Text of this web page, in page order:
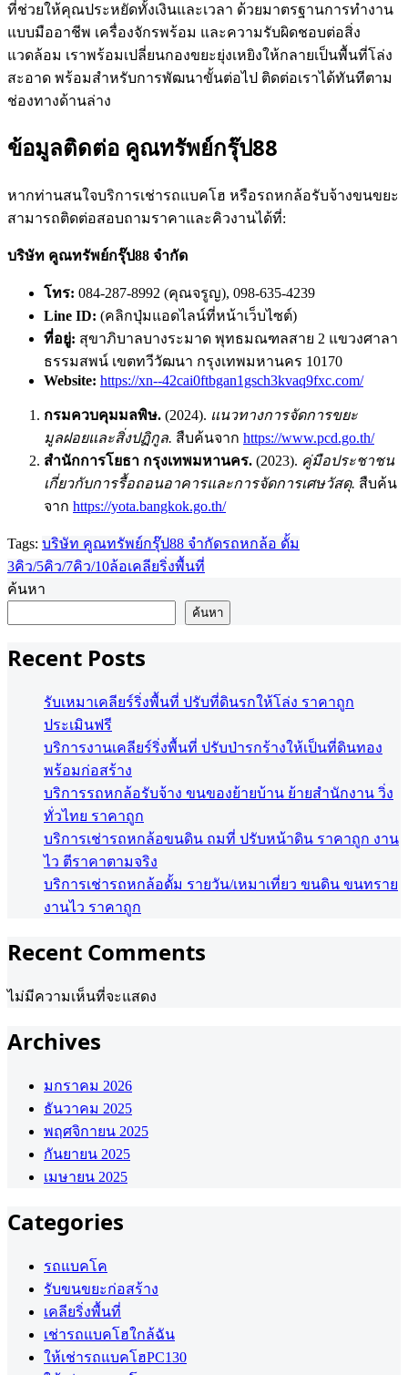
ที่ช่วยให้คุณประหยัดทั้งเงินและเวลา ด้วยมาตรฐานการทำงาน
แบบมืออาชีพ เครื่องจักรพร้อม และความรับผิดชอบต่อสิ่ง
แวดล้อม เราพร้อมเปลี่ยนกองขยะยุ่งเหยิงให้กลายเป็นพื้นที่โล่ง
สะอาด พร้อมสำหรับการพัฒนาขั้นต่อไป ติดต่อเราได้ทันทีตาม
ช่องทางด้านล่าง
ข้อมูลติดต่อ คูณทรัพย์กรุ๊ป88
หากท่านสนใจบริการเช่ารถแบคโฮ หรือรถหกล้อรับจ้างขนขยะ
สามารถติดต่อสอบถามราคาและคิวงานได้ที่:
บริษัท คูณทรัพย์กรุ๊ป88 จำกัด
โทร: 084-287-8992 (คุณจรูญ), 098-635-4239
Line ID: (คลิกปุ่มแอดไลน์ที่หน้าเว็บไซต์)
ที่อยู่: สุขาภิบาลบางระมาด พุทธมณฑลสาย 2 แขวงศาลา
ธรรมสพน์ เขตทวีวัฒนา กรุงเทพมหานคร 10170
Website: https://xn--42cai0ftbgan1gsch3kvaq9fxc.com/
กรมควบคุมมลพิษ. (2024). แนวทางการจัดการขยะ
มูลฝอยและสิ่งปฏิกูล. สืบค้นจาก https://www.pcd.go.th/
สำนักการโยธา กรุงเทพมหานคร. (2023). คู่มือประชาชน
เกี่ยวกับการรื้อถอนอาคารและการจัดการเศษวัสดุ. สืบค้น
จาก https://yota.bangkok.go.th/
Tags: บริษัท คูณทรัพย์กรุ๊ป88 จำกัดรถหกล้อ ดั้ม
3คิว/5คิว/7คิว/10ล้อเคลียริ่งพื้นที่
ค้นหา
ค้นหา
Recent Posts
รับเหมาเคลียร์ริ่งพื้นที่ ปรับที่ดินรกให้โล่ง ราคาถูก
ประเมินฟรี
บริการงานเคลียร์ริ่งพื้นที่ ปรับป่ารกร้างให้เป็นที่ดินทอง
พร้อมก่อสร้าง
บริการรถหกล้อรับจ้าง ขนของย้ายบ้าน ย้ายสำนักงาน วิ่ง
ทั่วไทย ราคาถูก
บริการเช่ารถหกล้อขนดิน ถมที่ ปรับหน้าดิน ราคาถูก งาน
ไว ตีราคาตามจริง
บริการเช่ารถหกล้อดั้ม รายวัน/เหมาเที่ยว ขนดิน ขนทราย
งานไว ราคาถูก
Recent Comments
ไม่มีความเห็นที่จะแสดง
Archives
มกราคม 2026
ธันวาคม 2025
พฤศจิกายน 2025
กันยายน 2025
เมษายน 2025
Categories
รถแบคโค
รับขนขยะก่อสร้าง
เคลียริ่งพื้นที่
เช่ารถแบคโฮใกล้ฉัน
ให้เช่ารถแบคโฮPC130